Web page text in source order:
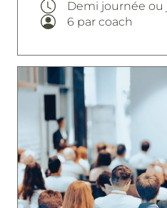
Demi journée
6 par coach